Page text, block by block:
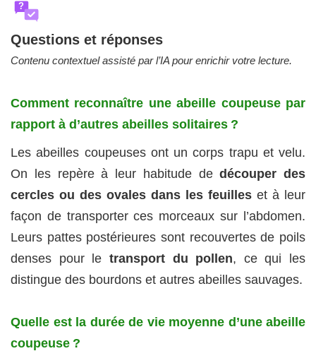
?
Questions et réponses
Contenu contextuel assisté par l’IA pour enrichir votre lecture.
Comment reconnaître une abeille coupeuse par
rapport à d’autres abeilles solitaires ?
Les abeilles coupeuses ont un corps trapu et velu.
On les repère à leur habitude dedécouper des
cercles ou des ovales dans les feuilles et à leur
façon de transporter ces morceaux sur l’abdomen.
Leurs pattes postérieures sont recouvertes de poils
denses pour le transport du pollen, ce qui les
distingue des bourdons et autres abeilles sauvages.
Quelle est la durée de vie moyenne d’une abeille
coupeuse ?